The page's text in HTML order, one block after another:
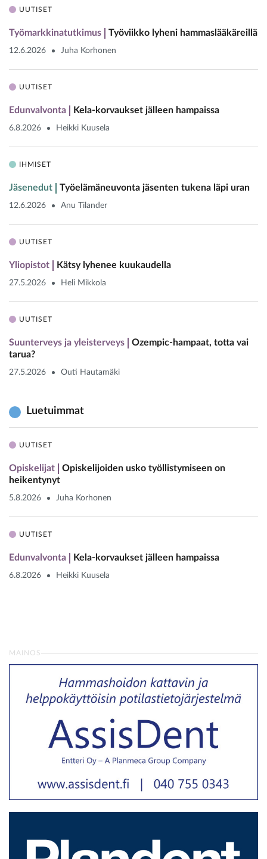
UUTISET
Työmarkkinatutkimus Työviikko lyheni hammaslääkäreillä
12.6.2026 Juha Korhonen
UUTISET
Edunvalvonta Kela-korvaukset jälleen hampaissa
6.8.2026 Heikki Kuusela
IHMISET
Jäsenedut Työelämäneuvonta jäsenten tukena läpi uran
12.6.2026 Anu Tilander
UUTISET
Yliopistot Kätsy lyhenee kuukaudella
27.5.2026 Heli Mikkola
UUTISET
Suunterveys ja yleisterveys
Ozempic-hampaat, totta vai
tarua?
27.5.2026 Outi Hautamäki
Luetuimmat
UUTISET
Opiskelijat
Opiskelijoiden usko työllistymiseen on
heikentynyt
5.8.2026 Juha Korhonen
UUTISET
Edunvalvonta Kela-korvaukset jälleen hampaissa
6.8.2026 Heikki Kuusela
MAINOS